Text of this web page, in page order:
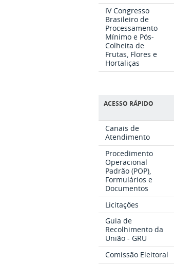
IV Congresso
Brasileiro de
Processamento
Mínimo e Pós-
Colheita de
Frutas, Flores e
Hortaliças
ACESSO RÁPIDO
Canais de
Atendimento
Procedimento
Operacional
Padrão (POP),
Formulários e
Documentos
Licitações
Guia de
Recolhimento da
União - GRU
Comissão Eleitoral